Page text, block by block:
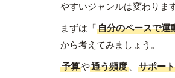
やすいジャンルは変わります
まずは「自分のペースで運
から考えてみましょう。
予算や通う頻度 、 サポー